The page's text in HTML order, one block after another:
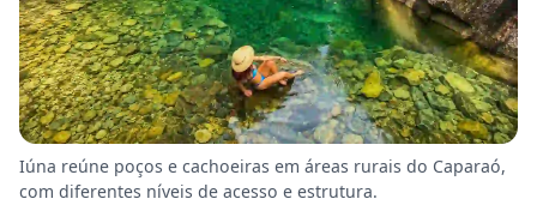
Iúna reúne poços e cachoeiras em áreas rurais do Caparaó,
com diferentes níveis de acesso e estrutura.